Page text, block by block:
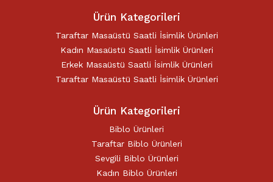
Ürün Kategorileri
Taraftar Masaüstü Saatli İsimlik Ürünleri
Kadın Masaüstü Saatli İsimlik Ürünleri
Erkek Masaüstü Saatli İsimlik Ürünleri
Taraftar Masaüstü Saatli İsimlik Ürünleri
Ürün Kategorileri
Biblo Ürünleri
Taraftar Biblo Ürünleri
Sevgili Biblo Ürünleri
Kadın Biblo Ürünleri